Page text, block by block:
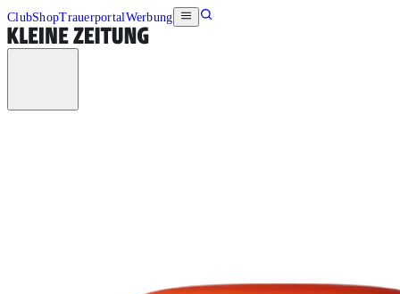
ClubShopTrauerportalWerbung